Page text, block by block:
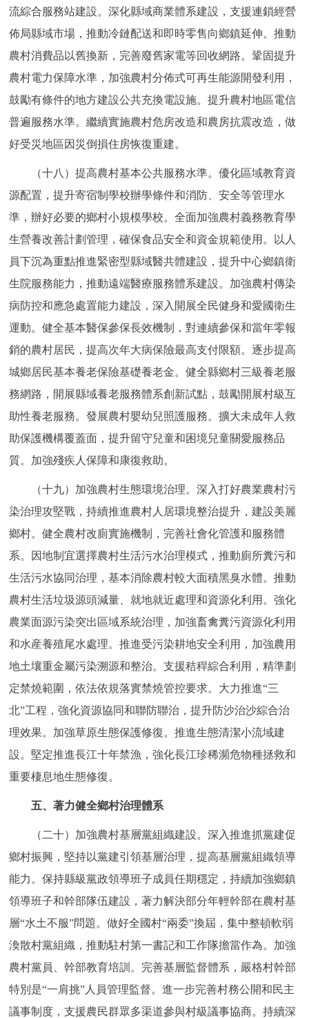
流綜合服務站建設。深化縣域商業體系建設，支援連鎖經營
佈局縣域市場，推動冷鏈配送和即時零售向鄉鎮延伸。推動
農村消費品以舊換新，完善廢舊家電等回收網路。鞏固提升
農村電力保障水準，加強農村分佈式可再生能源開發利用，
鼓勵有條件的地方建設公共充換電設施。提升農村地區電信
普遍服務水準。繼續實施農村危房改造和農房抗震改造，做
好受災地區因災倒損住房恢復重建。
（十八）提高農村基本公共服務水準。優化區域教育資
源配置，提升寄宿制學校辦學條件和消防、安全等管理水
準，辦好必要的鄉村小規模學校。全面加強農村義務教育學
生營養改善計劃管理，確保食品安全和資金規範使用。以人
員下沉為重點推進緊密型縣域醫共體建設，提升中心鄉鎮衛
生院服務能力，推動遠端醫療服務體系建設。加強農村傳染
病防控和應急處置能力建設，深入開展全民健身和愛國衛生
運動。健全基本醫保參保長效機制，對連續參保和當年零報
銷的農村居民，提高次年大病保險最高支付限額。逐步提高
城鄉居民基本養老保險基礎養老金。健全縣鄉村三級養老服
務網路，開展縣域養老服務體系創新試點，鼓勵開展村級互
助性養老服務。發展農村嬰幼兒照護服務。擴大未成年人救
助保護機構覆蓋面，提升留守兒童和困境兒童關愛服務品
質。加強殘疾人保障和康復救助。
（十九）加強農村生態環境治理。深入打好農業農村污
染治理攻堅戰，持續推進農村人居環境整治提升，建設美麗
鄉村。健全農村改廁實施機制，完善社會化管護和服務體
系。因地制宜選擇農村生活污水治理模式，推動廁所糞污和
生活污水協同治理，基本消除農村較大面積黑臭水體。推動
農村生活垃圾源頭減量、就地就近處理和資源化利用。強化
農業面源污染突出區域系統治理，加強畜禽糞污資源化利用
和水産養殖尾水處理。推進受污染耕地安全利用，加強農用
地土壤重金屬污染溯源和整治。支援秸稈綜合利用，精準劃
定禁燒範圍，依法依規落實禁燒管控要求。大力推進“三
北”工程，強化資源協同和聯防聯治，提升防沙治沙綜合治
理效果。加強草原生態保護修復。推進生態清潔小流域建
設。堅定推進長江十年禁漁，強化長江珍稀瀕危物種拯救和
重要棲息地生態修復。
五、著力健全鄉村治理體系
（二十）加強農村基層黨組織建設。深入推進抓黨建促
鄉村振興，堅持以黨建引領基層治理，提高基層黨組織領導
能力。保持縣級黨政領導班子成員任期穩定，持續加強鄉鎮
領導班子和幹部隊伍建設，著力解決部分年輕幹部在農村基
層“水土不服”問題。做好全國村“兩委”換屆，集中整頓軟弱
渙散村黨組織，推動駐村第一書記和工作隊擔當作為。加強
農村黨員、幹部教育培訓。完善基層監督體系，嚴格村幹部
特別是“一肩挑”人員管理監督。進一步完善村務公開和民主
議事制度，支援農民群眾多渠道參與村級議事協商。持續深